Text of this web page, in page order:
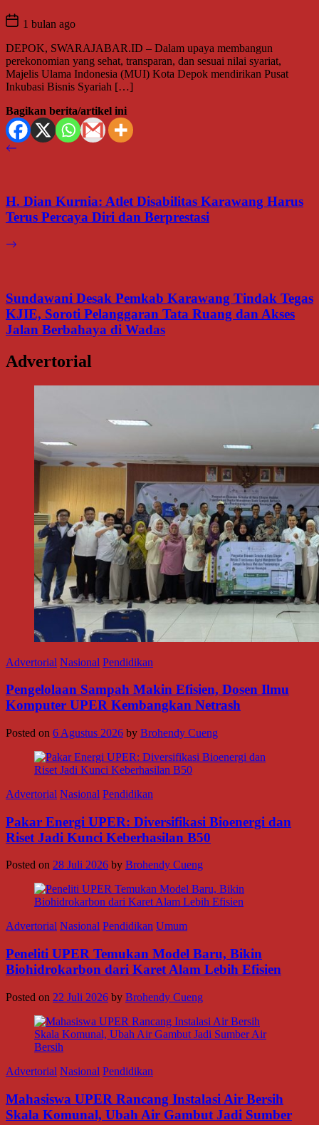
1 bulan ago
DEPOK, SWARAJABAR.ID – Dalam upaya membangun
perekonomian yang sehat, transparan, dan sesuai nilai syariat,
Majelis Ulama Indonesia (MUI) Kota Depok mendirikan Pusat
Inkubasi Bisnis Syariah […]
Bagikan berita/artikel ini
H. Dian Kurnia: Atlet Disabilitas Karawang Harus
Terus Percaya Diri dan Berprestasi
Sundawani Desak Pemkab Karawang Tindak Tegas
KJIE, Soroti Pelanggaran Tata Ruang dan Akses
Jalan Berbahaya di Wadas
Advertorial
Advertorial Nasional Pendidikan
Pengelolaan Sampah Makin Efisien, Dosen Ilmu
Komputer UPER Kembangkan Netrash
Posted on 6 Agustus 2026 by Brohendy Cueng
Advertorial Nasional Pendidikan
Pakar Energi UPER: Diversifikasi Bioenergi dan
Riset Jadi Kunci Keberhasilan B50
Posted on 28 Juli 2026 by Brohendy Cueng
Advertorial Nasional Pendidikan Umum
Peneliti UPER Temukan Model Baru, Bikin
Biohidrokarbon dari Karet Alam Lebih Efisien
Posted on 22 Juli 2026 by Brohendy Cueng
Advertorial Nasional Pendidikan
Mahasiswa UPER Rancang Instalasi Air Bersih
Skala Komunal, Ubah Air Gambut Jadi Sumber